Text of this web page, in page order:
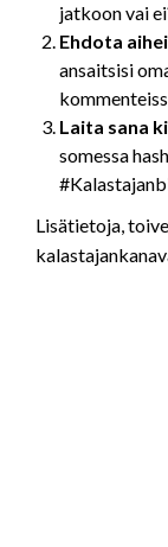
jatkoon vai
Ehdota
ansaitsisi
Laita sana
somessa
Lisätietoja,